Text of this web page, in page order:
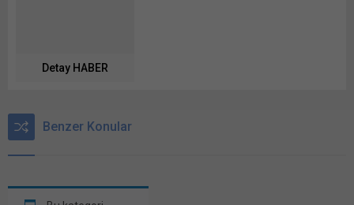
Detay HABER
Benzer Konular